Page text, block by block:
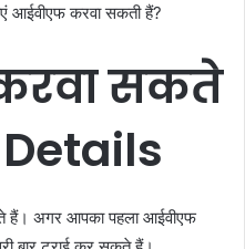
आईवीएफ करवा सकती हैं?
सकते
हैं। अगर आपका पहला आईवीएफ